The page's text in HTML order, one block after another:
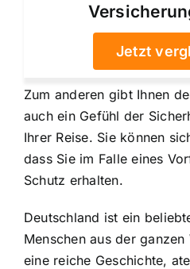
Jetzt
Zum anderen gibt Ihnen
auch ein Gefühl der
Ihrer Reise. Sie können
dass Sie im Falle eines
Schutz erhalten.
Deutschland ist ein
Menschen aus der
eine reiche Geschichte,